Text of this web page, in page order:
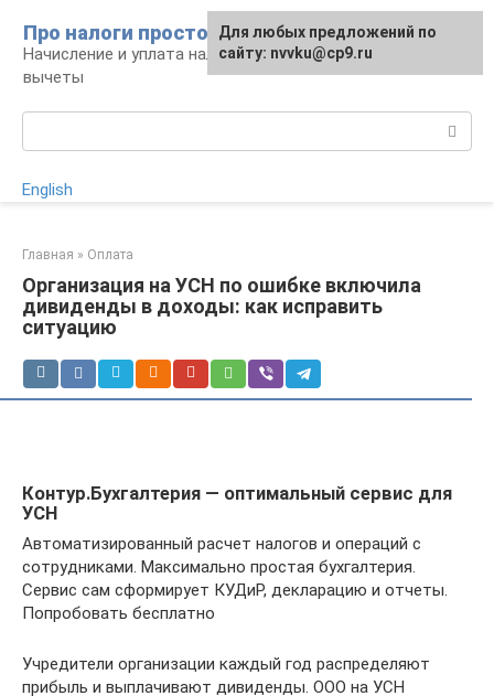
контенту
Про налоги просто
Начисление и уплата налогов, налоговые
вычеты
English
Главная » Оплата
Организация на УСН по ошибке включила
дивиденды в доходы: как исправить
ситуацию
Контур.Бухгалтерия — оптимальный сервис для
УСН
Автоматизированный расчет налогов и операций с
сотрудниками. Максимально простая бухгалтерия.
Сервис сам сформирует КУДиР, декларацию и отчеты.
Попробовать бесплатно
Учредители организации каждый год распределяют
прибыль и выплачивают дивиденды. ООО на УСН
Для любых предложений по
сайту: nvvku@cp9.ru